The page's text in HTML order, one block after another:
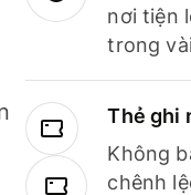
nơi tiện
trong
Thẻ ghi
Không
chênh